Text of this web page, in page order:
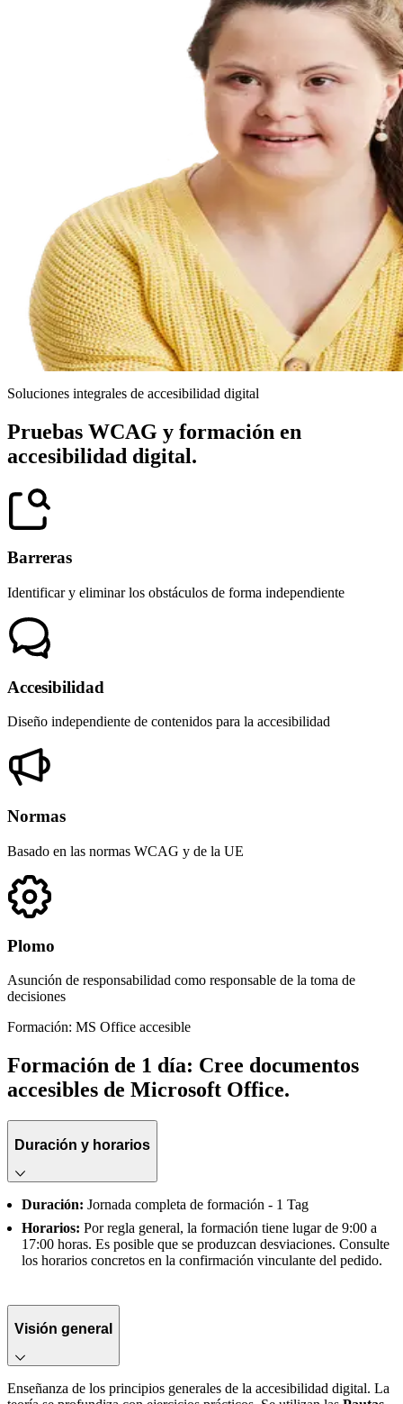
Soluciones integrales de accesibilidad digital
Pruebas WCAG y formación en
accesibilidad digital.
Barreras
Identificar y eliminar los obstáculos de forma independiente
Accesibilidad
Diseño independiente de contenidos para la accesibilidad
Normas
Basado en las normas WCAG y de la UE
Plomo
Asunción de responsabilidad como responsable de la toma de
decisiones
Formación: MS Office accesible
Formación de 1 día: Cree documentos
accesibles de Microsoft Office.
Duración y horarios
Duración: Jornada completa de formación - 1 Tag
Horarios: Por regla general, la formación tiene lugar de 9:00 a
17:00 horas. Es posible que se produzcan desviaciones. Consulte
los horarios concretos en la confirmación vinculante del pedido.
Visión general
Enseñanza de los principios generales de la accesibilidad digital. La